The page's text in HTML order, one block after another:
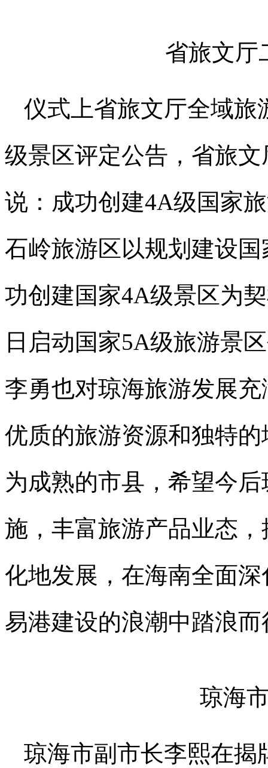
省旅文厅
仪式上省旅文厅全域
级景区评定公告，省旅
说：成功创建4A级国家
石岭旅游区以规划建设
功创建国家4A级景区为
日启动国家5A级旅游景
李勇也对琼海旅游发展
优质的旅游资源和独特
为成熟的市县，希望今
施，丰富旅游产品业态
化地发展，在海南全面
易港建设的浪潮中踏浪
琼海
琼海市副市长李熙在揭